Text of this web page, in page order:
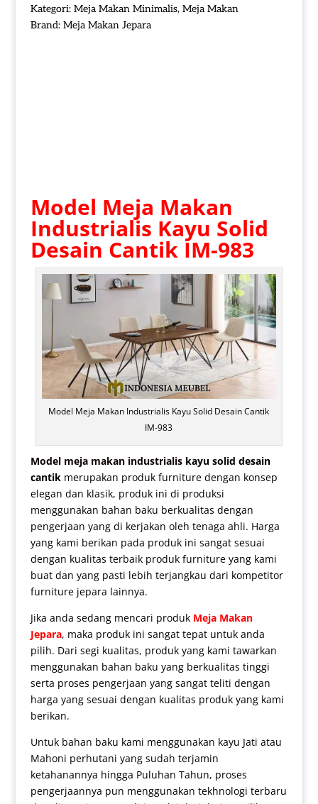
Kategori: Meja Makan Minimalis, Meja Makan
Brand: Meja Makan Jepara
Model Meja Makan
Industrialis Kayu Solid
Desain Cantik IM-983
Model Meja Makan Industrialis Kayu Solid Desain Cantik
IM-983
Model meja makan industrialiskayu solid desain
cantikmerupakan produk furniture dengan konsep
elegan dan klasik, produk ini di produksi
menggunakan bahan baku berkualitas dengan
pengerjaan yang di kerjakan oleh tenaga ahli. Harga
yang kami berikan pada produk ini sangat sesuai
dengan kualitas terbaik produk furniture yang kami
buat dan yang pasti lebih terjangkau dari kompetitor
furniture jepara lainnya.
Jika anda sedang mencari produk Meja Makan
Jepara, maka produk ini sangat tepat untuk anda
pilih. Dari segi kualitas, produk yang kami tawarkan
menggunakan bahan baku yang berkualitas tinggi
serta proses pengerjaan yang sangat teliti dengan
harga yang sesuai dengan kualitas produk yang kami
berikan.
Untuk bahan baku kami menggunakan kayu Jati atau
Mahoni perhutani yang sudah terjamin
ketahanannya hingga Puluhan Tahun, proses
pengerjaannya pun menggunakan tekhnologi terbaru